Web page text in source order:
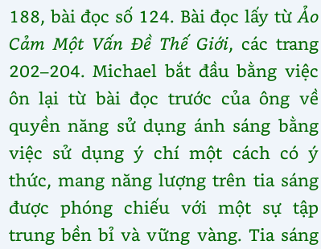
188, bài đọc số 124. Bài đọc lấy từ Ảo
Cảm Một Vấn Đề Thế Giới, các trang
202–204. Michael bắt đầu bằng việc
ôn lại từ bài đọc trước của ông về
quyền năng sử dụng ánh sáng bằng
việc sử dụng ý chí một cách có ý
thức, mang năng lượng trên tia sáng
được phóng chiếu với một sự tập
trung bền bỉ và vững vàng. Tia sáng